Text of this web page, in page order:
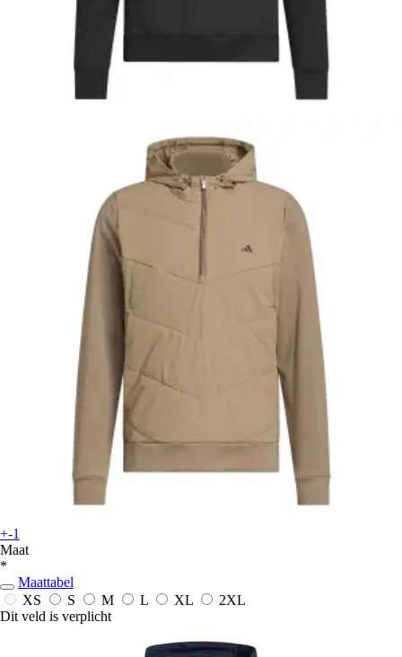
+-1
Maat
*
Maattabel
XS
S M L XL
2XL
Dit veld is verplicht